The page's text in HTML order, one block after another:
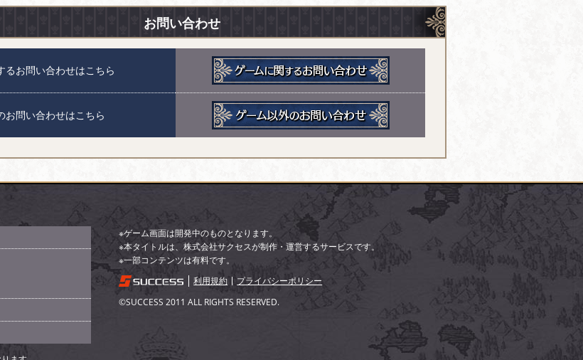
お問い合わせ
るお問い合わせはこちら
お問い合わせはこちら
※ゲーム画面は開発中のものとなります。
※本タイトルは、株式会社サクセスが制作・運営するサービスです。
※一部コンテンツは有料です。
利用規約
プライバシーポリシー
©SUCCESS 2011 ALL RIGHTS RESERVED.